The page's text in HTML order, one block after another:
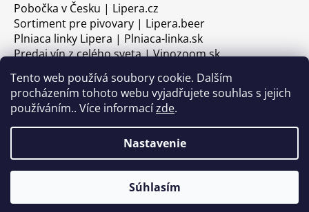
Tento web používá soubory cookie. Dalším
procházením tohoto webu vyjadřujete souhlas s jejich
používáním.. Více informacízde.
Nastavenie
Súhlasím
Pobočka v Česku | Lipera.cz
Sortiment pre pivovary | Lipera.beer
Plniaca linky Lipera | Plniaca-linka.sk
Predaj vín z celého sveta | Vinozoom.sk
Vytvoril Shoptet
Copyright 2026LIPERA. Všetky práva vyhradené.